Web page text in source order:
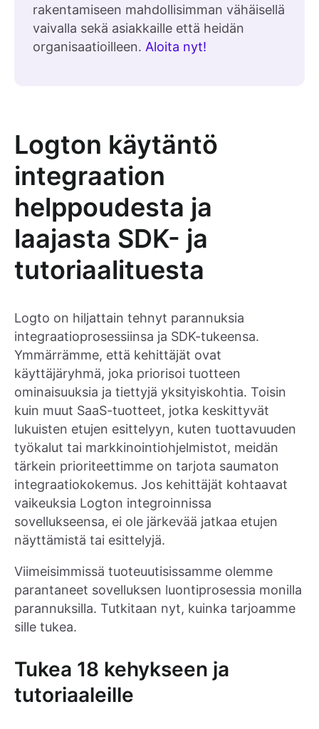
rakentamiseen mahdollisimman vähäisellä
vaivalla sekä asiakkaille että heidän
organisaatioilleen. Aloita nyt!
Logton käytäntö
integraation
helppoudesta ja
laajasta SDK- ja
tutoriaalituesta
Logto on hiljattain tehnyt parannuksia
integraatioprosessiinsa ja SDK-tukeensa.
Ymmärrämme, että kehittäjät ovat
käyttäjäryhmä, joka priorisoi tuotteen
ominaisuuksia ja tiettyjä yksityiskohtia. Toisin
kuin muut SaaS-tuotteet, jotka keskittyvät
lukuisten etujen esittelyyn, kuten tuottavuuden
työkalut tai markkinointiohjelmistot, meidän
tärkein prioriteettimme on tarjota saumaton
integraatiokokemus. Jos kehittäjät kohtaavat
vaikeuksia Logton integroinnissa
sovellukseensa, ei ole järkevää jatkaa etujen
näyttämistä tai esittelyjä.
Viimeisimmissä tuoteuutisissamme olemme
parantaneet sovelluksen luontiprosessia monilla
parannuksilla. Tutkitaan nyt, kuinka tarjoamme
sille tukea.
Tukea 18 kehykseen ja
tutoriaaleille